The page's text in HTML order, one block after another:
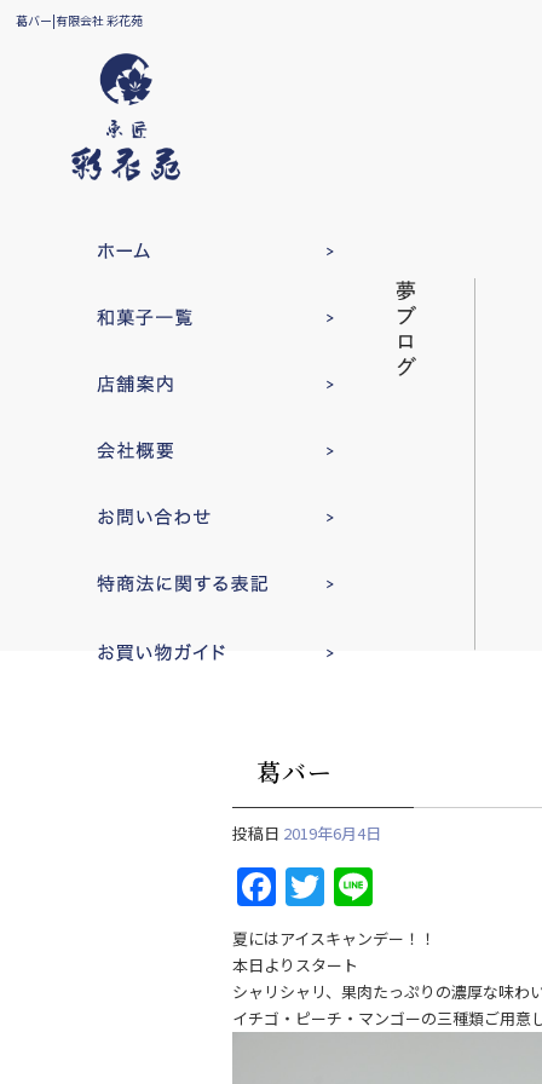
葛バー|有限会社 彩花苑
葛バー
投稿日 2019年6月4日
F
a
c
e
b
T
w
itt
er
n
e
夏にはアイスキャンデー！！
本日よりスタート
シャリシャリ、果肉たっぷりの濃厚な味わ
イチゴ・ピーチ・マンゴーの三種類ご用意